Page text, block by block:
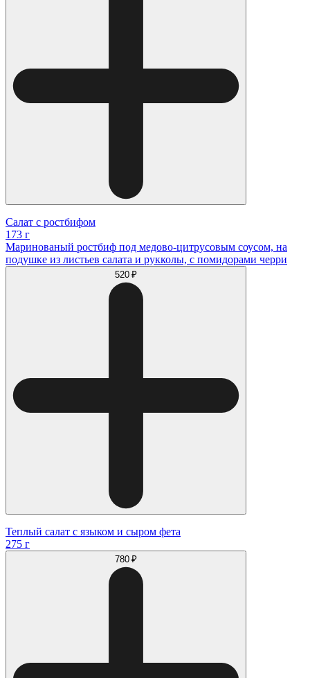
Салат с ростбифом
173 г
Маринованый ростбиф под медово-цитрусовым соусом, на
подушке из листьев салата и рукколы, с помидорами черри
520 ₽
Теплый салат с языком и сыром фета
275 г
780 ₽